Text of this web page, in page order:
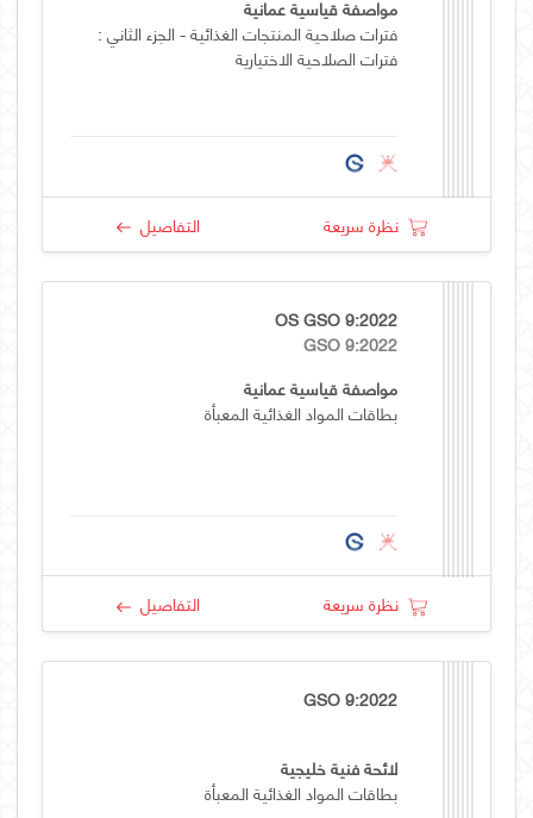
مواصفة قياسية عمانية
فترات صلاحية المنتجات الغذائية - الجزء الثاني :
فترات الصلاحية الاختيارية
نظرة سريعة التفاصيل
OS GSO 9:2022
GSO 9:2022
مواصفة قياسية عمانية
بطاقات المواد الغذائية المعبأة
نظرة سريعة التفاصيل
GSO 9:2022
لائحة فنية خليجية
بطاقات المواد الغذائية المعبأة